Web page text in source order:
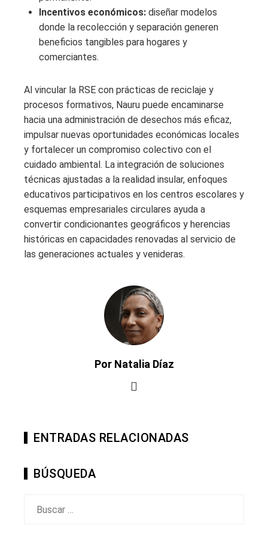
Incentivos económicos: diseñar modelos
donde la recolección y separación generen
beneficios tangibles para hogares y
comerciantes.
Al vincular la RSE con prácticas de reciclaje y
procesos formativos, Nauru puede encaminarse
hacia una administración de desechos más eficaz,
impulsar nuevas oportunidades económicas locales
y fortalecer un compromiso colectivo con el
cuidado ambiental. La integración de soluciones
técnicas ajustadas a la realidad insular, enfoques
educativos participativos en los centros escolares y
esquemas empresariales circulares ayuda a
convertir condicionantes geográficos y herencias
históricas en capacidades renovadas al servicio de
las generaciones actuales y venideras.
Por Natalia Díaz
ENTRADAS RELACIONADAS
BÚSQUEDA